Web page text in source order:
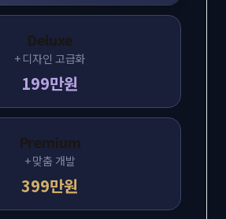
Deluxe
+ 디자인 고급화
199만원
Premium
+ 맞춤 개발
399만원